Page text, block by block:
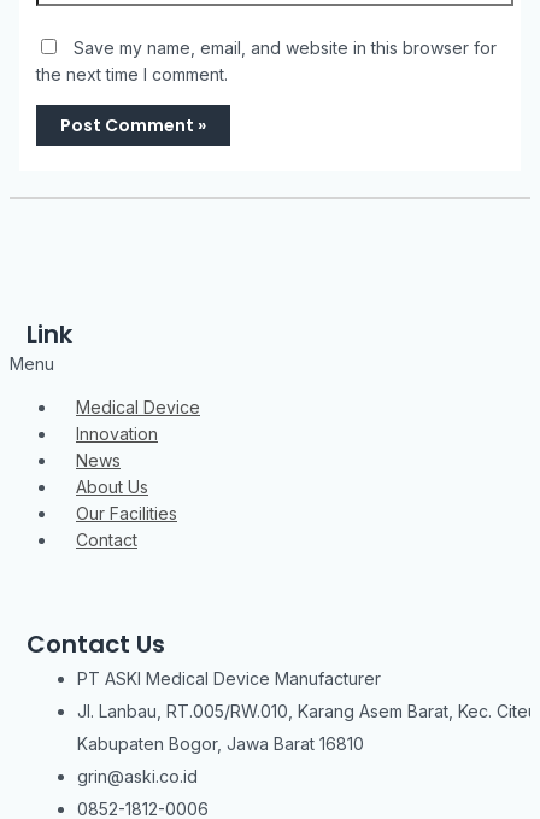
Save my name, email, and website in this browser for
the next time I comment.
Link
Menu
Medical Device
Innovation
News
About Us
Our Facilities
Contact
Contact Us
PT ASKI Medical Device Manufacturer
Jl. Lanbau, RT.005/RW.010, Karang Asem Barat, Kec.
Kabupaten Bogor, Jawa Barat 16810
grin@aski.co.id
0852-1812-0006